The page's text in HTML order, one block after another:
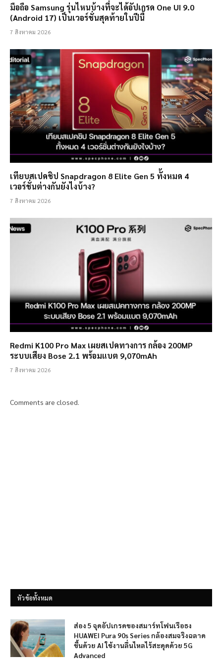
มือถือ Samsung รุ่นไหนบ้างที่จะได้อัปเกรด One UI 9.0
(Android 17) เป็นเวอร์ชั่นสุดท้ายในปีนี้
7 สิงหาคม 2026
เทียบสเปคชิป Snapdragon 8 Elite Gen 5 ทั้งหมด 4
เวอร์ชั่นต่างกันยังไงบ้าง?
7 สิงหาคม 2026
Redmi K100 Pro Max เผยสเปคทางการ กล้อง 200MP
ระบบเสียง Bose 2.1 พร้อมแบต 9,070mAh
7 สิงหาคม 2026
Comments are closed.
หัวข้อทั้งหมด
ส่อง 5 จุดอัปเกรดของสมาร์ทโฟนเรือธง
HUAWEI Pura 90s Series กล้องสมจริงฉลาด
ขึ้นด้วย AI ใช้งานลื่นไหลไร้สะดุดด้วย 5G
Advanced